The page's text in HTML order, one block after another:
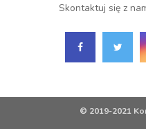
Skontaktuj się z
© 2019-2021